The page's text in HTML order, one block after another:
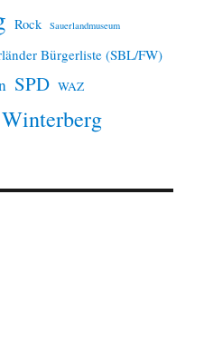
Rock Sauerlandmuseum
Bürgerliste (SBL/FW)
SPD WAZ
Winterberg